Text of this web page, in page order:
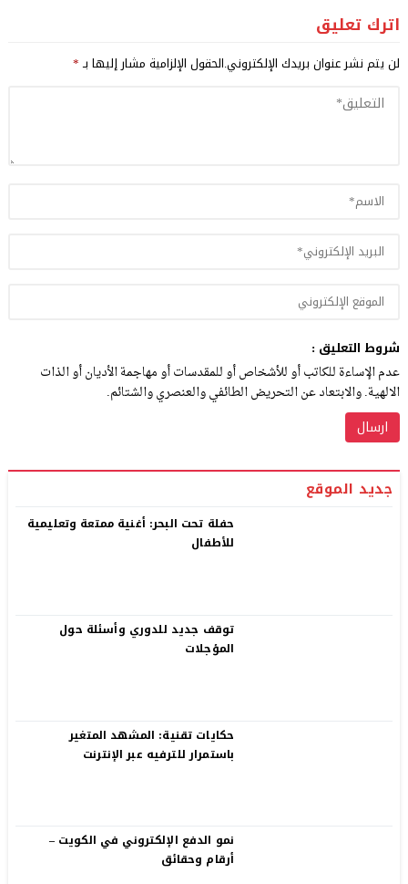
اترك تعليق
لن يتم نشر عنوان بريدك الإلكتروني.الحقول الإلزامية مشار إليها بـ*
شروط التعليق :
عدم الإساءة للكاتب أو للأشخاص أو للمقدسات أو مهاجمة الأديان أو الذات
الالهية. والابتعاد عن التحريض الطائفي والعنصري والشتائم.
جديد الموقع
حفلة تحت البحر: أغنية ممتعة وتعليمية
للأطفال
توقف جديد للدوري وأسئلة حول
المؤجلات
حكايات تقنية: المشهد المتغير
باستمرار للترفيه عبر الإنترنت
نمو الدفع الإلكتروني في الكويت –
أرقام وحقائق